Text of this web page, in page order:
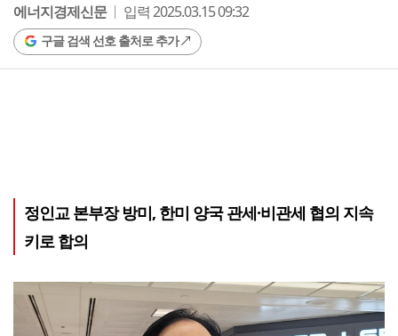
에너지경제신문
입력 2025.03.15 09:32
구글 검색 선호 출처로 추가
정인교 본부장 방미, 한미 양국 관세·비관세 협의 지속
키로 합의